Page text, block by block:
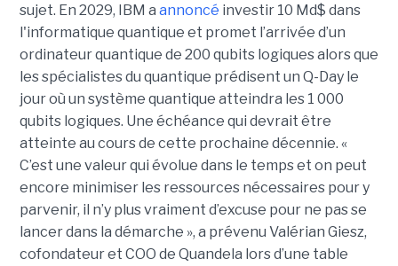
sujet. En 2029, IBM a annoncé investir 10 Md$ dans
l'informatique quantique et promet l’arrivée d’un
ordinateur quantique de 200 qubits logiques alors que
les spécialistes du quantique prédisent un Q-Day le
jour où un système quantique atteindra les 1 000
qubits logiques. Une échéance qui devrait être
atteinte au cours de cette prochaine décennie. «
C’est une valeur qui évolue dans le temps et on peut
encore minimiser les ressources nécessaires pour y
parvenir, il n’y plus vraiment d’excuse pour ne pas se
lancer dans la démarche », a prévenu Valérian Giesz,
cofondateur et COO de Quandela lors d’une table